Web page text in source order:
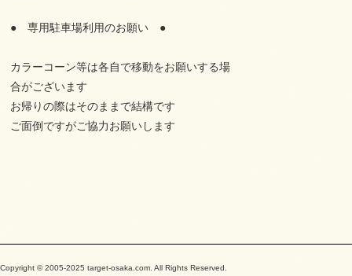
● 専用駐車場利用のお願い ●
カラーコーン等は各自で移動をお願いする場
合がございます
お帰りの際はそのままで結構です
ご面倒ですがご協力お願いします
Copyright © 2005-2025 target-osaka.com. All Rights Reserved.